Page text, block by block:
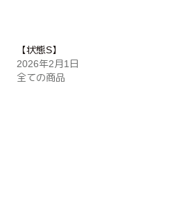
【状態S】
2026年2月1日
全ての商品